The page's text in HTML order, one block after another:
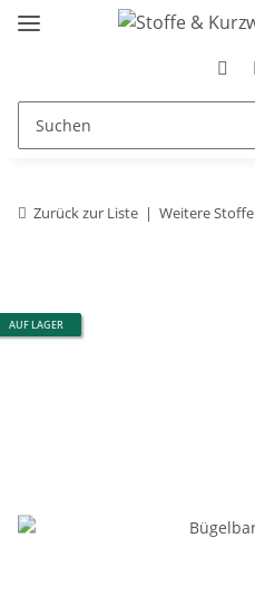
Zurück zur Liste Weitere Stoffe
AUF LAGER